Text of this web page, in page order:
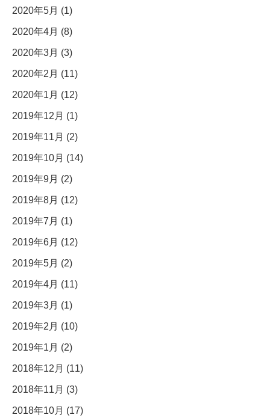
2020年5月 (1)
2020年4月 (8)
2020年3月 (3)
2020年2月 (11)
2020年1月 (12)
2019年12月 (1)
2019年11月 (2)
2019年10月 (14)
2019年9月 (2)
2019年8月 (12)
2019年7月 (1)
2019年6月 (12)
2019年5月 (2)
2019年4月 (11)
2019年3月 (1)
2019年2月 (10)
2019年1月 (2)
2018年12月 (11)
2018年11月 (3)
2018年10月 (17)